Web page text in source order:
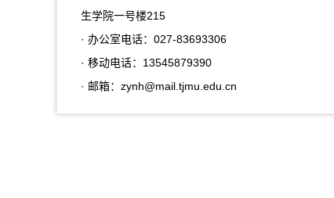
生学院一号楼215
· 办公室电话： 027-83693306
· 移动电话： 13545879390
· 邮箱： zynh@mail.tjmu.edu.cn